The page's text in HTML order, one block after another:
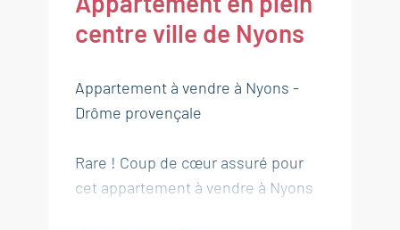
centre ville de Nyons
Appartement à vendre à Nyons -
Drôme provençale
Rare ! Coup de cœur assuré pour
cet appartement à vendre à Nyons